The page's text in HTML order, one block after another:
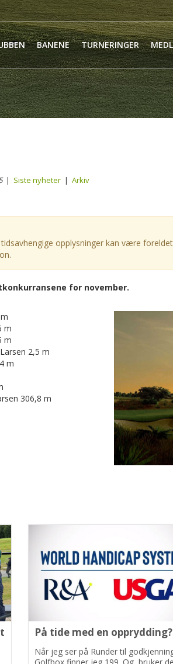
BANENE TURNERINGER
| Siste nyheter | Arkiv
opplysninger kan være
for november.
2,5 m
m
306,8 m
På tide med en opprydding?
Når jeg ser på Runder til
Golfbox finner jeg 199. Og, bruker